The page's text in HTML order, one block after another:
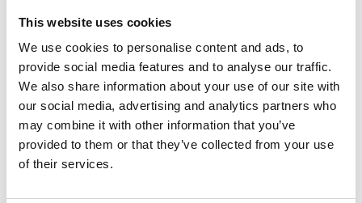
This website uses cookies
We use cookies to personalise content and ads, to
provide social media features and to analyse our traffic.
We also share information about your use of our site with
our social media, advertising and analytics partners who
may combine it with other information that you’ve
provided to them or that they’ve collected from your use
of their services.
Applaus er finansieret af Kulturministeriet.
Find os
Vartov
Farvergade 27, opgang D, 3. sal 1463